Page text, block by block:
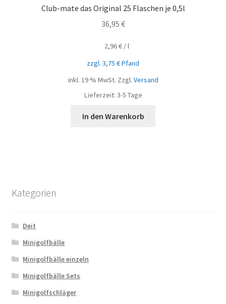
Club-mate das Original 25 Flaschen je 0,5l
36,95 €
2,96€/l
zzgl. 3,75 €Pfand
inkl. 19 % MwSt. Zzgl. Versand
Lieferzeit: 3-5 Tage
In den Warenkorb
Kategorien
Deit
Minigolfbälle
Minigolfbälle einzeln
Minigolfbälle Sets
Minigolfschläger